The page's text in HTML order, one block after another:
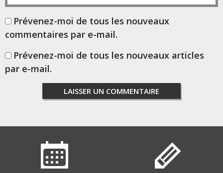
Prévenez-moi de tous les nouveaux
commentaires par e-mail.
Prévenez-moi de tous les nouveaux articles
par e-mail.